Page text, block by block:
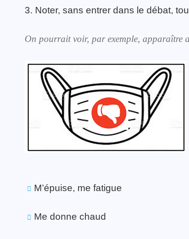
3. Noter, sans entrer dans le débat,
On pourrait voir, par exemple, apparaître
M’épuise, me fatigue
Me donne chaud